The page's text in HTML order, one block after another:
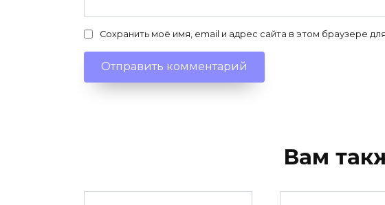
Сохранить моё имя, email и адрес сайта в этом браузере
Вам